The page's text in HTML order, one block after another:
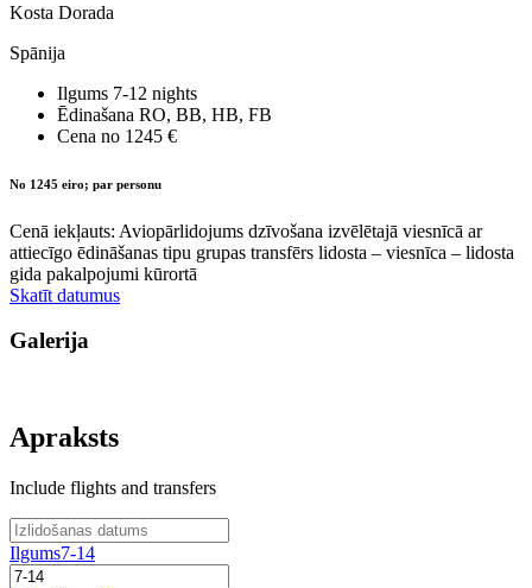
Kosta Dorada
Spānija
Ilgums 7-12 nights
Ēdinašana RO, BB, HB, FB
Cena no 1245 €
No 1245 eiro; par personu
Cenā iekļauts: Aviopārlidojums dzīvošana izvēlētajā viesnīcā ar
attiecīgo ēdināšanas tipu grupas transfērs lidosta – viesnīca – lidosta
gida pakalpojumi kūrortā
Skatīt datumus
Galerija
Apraksts
Include flights and transfers
Ilgums7-14